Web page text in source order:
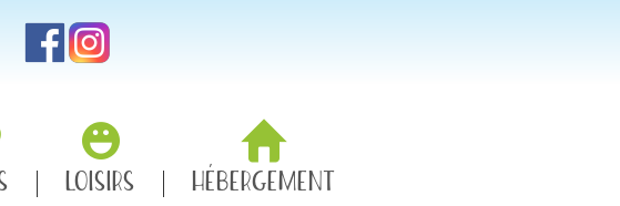
LOISIRS HÉBERGEMENT